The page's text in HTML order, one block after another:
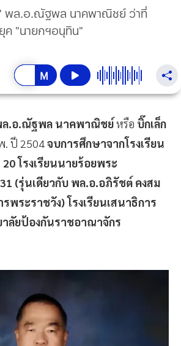
พล.อ.ณัฐพล นาคพาณิชย์ ว่าที่
ค "นายกฯอนุทิน"
.อ.ณัฐพล นาคพาณิชย์หรือ บิ๊กเล็ก
. ปี 2504จบการศึกษาจากโรงเรียน
โรงเรียนนายร้อยพระ
(รุ่นเดียวกับ พล.อ.อภิรัชต์ คงสม
พระราชวัง) โรงเรียนเสนาธิการ
ลัยป้องกันราชอาณาจักร